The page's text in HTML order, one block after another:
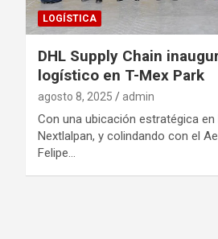
LOGÍSTICA
DHL Supply Chain
logístico en T-Mex Park
agosto 8, 2025 admin
Con una ubicación estratégica
Nextlalpan, y colindando con el
Felipe…